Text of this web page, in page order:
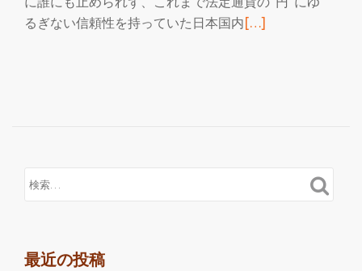
るぎない信頼性を持っていた日本国内続
ラ
[…]
最近の投稿